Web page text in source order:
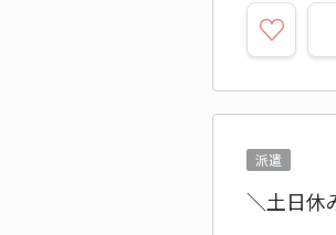
派遣
＼土日休